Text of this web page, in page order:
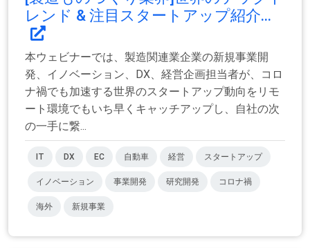
レンド & 注目スタートアップ紹介...
本ウェビナーでは、製造関連業企業の新規事業開
発、イノベーション、DX、経営企画担当者が、コロ
ナ禍でも加速する世界のスタートアップ動向をリモ
ート環境でもいち早くキャッチアップし、自社の次
の一手に繋...
IT DX EC 自動車 経営 スタートアップ
イノベーション 事業開発 研究開発 コロナ禍
海外 新規事業